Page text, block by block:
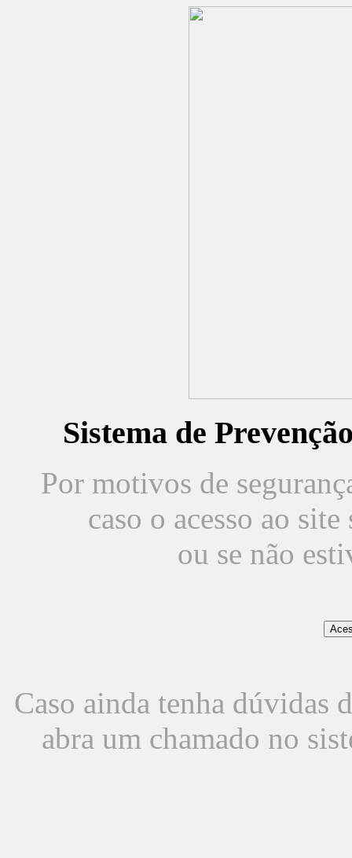
Sistema de
Por motivos de
caso o acesso ao
ou se não
Caso ainda tenha dúvidas
abra um chamado no